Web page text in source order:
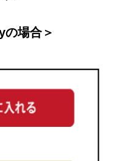
の場合＞